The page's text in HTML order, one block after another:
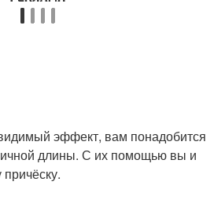
эффект, вам понадобится
длины. С их помощью вы и